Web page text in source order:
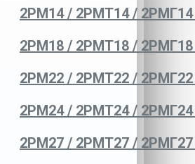
2РМ14 / 2РМТ14 /
2РМ18 / 2РМТ18 /
2РМ22 / 2РМТ22 /
2РМ24 / 2РМТ24 /
2РМ27 / 2РМТ27 /